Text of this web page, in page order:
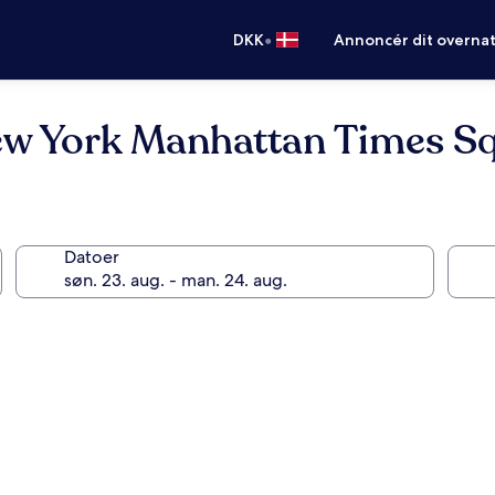
DKK• Annoncér dit
York Manhattan Times
Datoer